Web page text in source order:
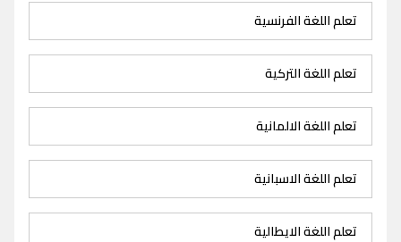
تعلم اللغة الفرنسية
تعلم اللغة التركية
تعلم اللغة الالمانية
تعلم اللغة الاسبانية
تعلم اللغة الايطالية